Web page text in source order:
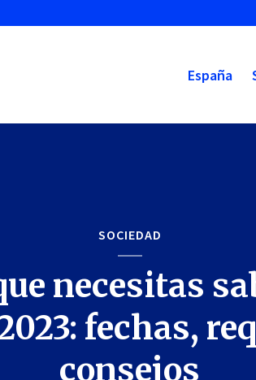
España
SOCIEDAD
necesitas
fechas,
consejos